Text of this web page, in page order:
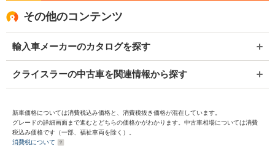
その他のコンテンツ
輸入車メーカーのカタログを探す
クライスラーの中古車を関連情報から探す
新車価格については消費税込み価格と、消費税抜き価格が混在しています。
グレードの詳細画面まで進むとどちらの価格かがわかります。中古車相場については消費
税込み価格です（一部、福祉車両を除く）。
消費税について